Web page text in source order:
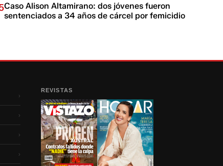
Caso Alison Altamirano: dos jóvenes fueron
sentenciados a 34 años de cárcel por femicidio
›
›
›
›
REVISTAS